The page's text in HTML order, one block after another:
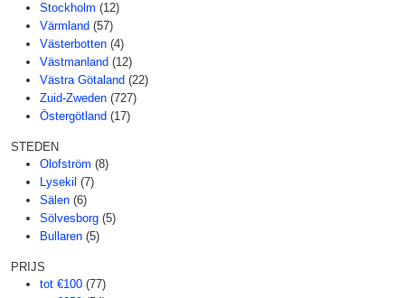
Stockholm (12)
Värmland (57)
Västerbotten (4)
Västmanland (12)
Västra Götaland (22)
Zuid-Zweden (727)
Östergötland (17)
STEDEN
Olofström (8)
Lysekil (7)
Sälen (6)
Sölvesborg (5)
Bullaren (5)
PRIJS
tot €100 (77)